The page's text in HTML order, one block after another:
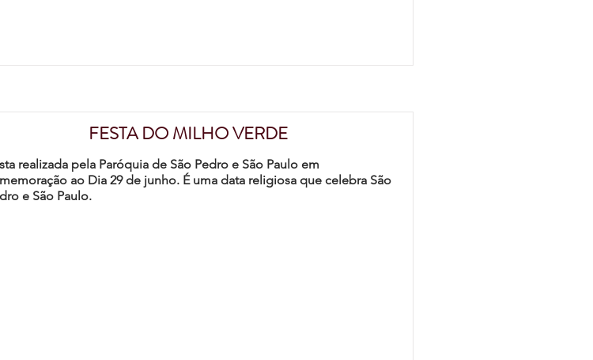
FESTA DO MILHO VERDE
realizada pela Paróquia de São Pedro e São Paulo em
ao Dia 29 de junho. É uma data religiosa que celebra São
e São Paulo.